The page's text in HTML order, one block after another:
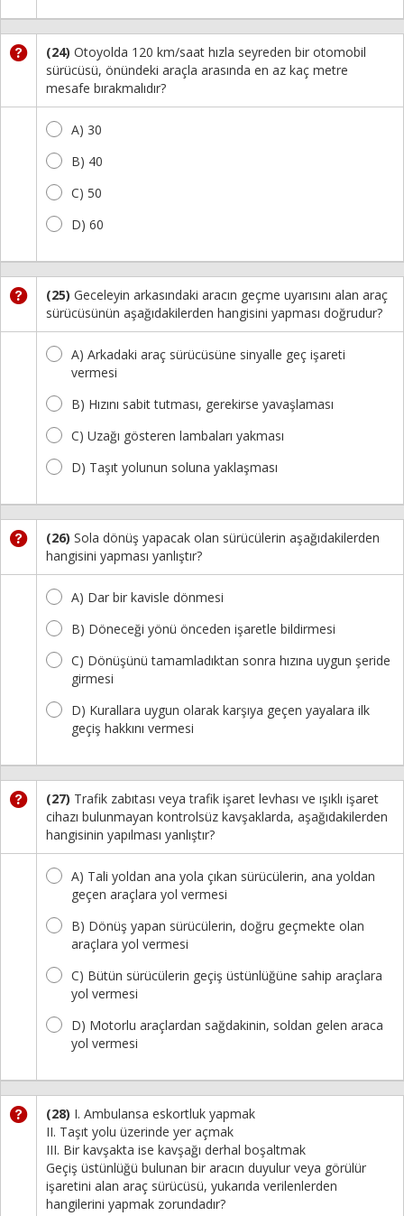
(24) Otoyolda 120 km/saat hızla seyreden bir otomobil
sürücüsü, önündeki araçla arasında en az kaç metre
mesafe bırakmalıdır?
A) 30
B) 40
C) 50
D) 60
(25) Geceleyin arkasındaki aracın geçme uyarısını alan araç
sürücüsünün aşağıdakilerden hangisini yapması doğrudur?
A) Arkadaki araç sürücüsüne sinyalle geç işareti
vermesi
B) Hızını sabit tutması, gerekirse yavaşlaması
C) Uzağı gösteren lambaları yakması
D) Taşıt yolunun soluna yaklaşması
(26) Sola dönüş yapacak olan sürücülerin aşağıdakilerden
hangisini yapması yanlıştır?
A) Dar bir kavisle dönmesi
B) Döneceği yönü önceden işaretle bildirmesi
C) Dönüşünü tamamladıktan sonra hızına uygun şeride
girmesi
D) Kurallara uygun olarak karşıya geçen yayalara ilk
geçiş hakkını vermesi
(27) Trafik zabıtası veya trafik işaret levhası ve ışıklı işaret
cihazı bulunmayan kontrolsüz kavşaklarda, aşağıdakilerden
hangisinin yapılması yanlıştır?
A) Tali yoldan ana yola çıkan sürücülerin, ana yoldan
geçen araçlara yol vermesi
B) Dönüş yapan sürücülerin, doğru geçmekte olan
araçlara yol vermesi
C) Bütün sürücülerin geçiş üstünlüğüne sahip araçlara
yol vermesi
D) Motorlu araçlardan sağdakinin, soldan gelen araca
yol vermesi
(28) I. Ambulansa eskortluk yapmak
II. Taşıt yolu üzerinde yer açmak
III. Bir kavşakta ise kavşağı derhal boşaltmak
Geçiş üstünlüğü bulunan bir aracın duyulur veya görülür
işaretini alan araç sürücüsü, yukarıda verilenlerden
hangilerini yapmak zorundadır?